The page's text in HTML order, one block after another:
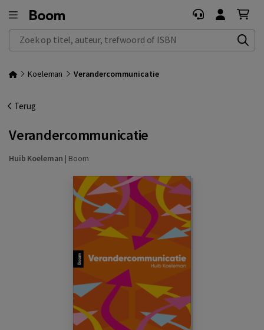
Zoek op titel, auteur, trefwoord of ISBN
Koeleman Verandercommunicatie
Terug
Verandercommunicatie
Huib Koeleman | Boom